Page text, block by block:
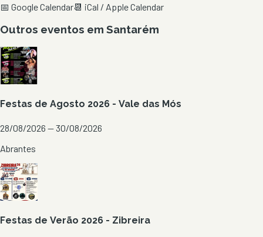
📅 Google Calendar📆 iCal / Apple Calendar
Outros eventos em Santarém
Festas de Agosto 2026 - Vale das Mós
28/08/2026 — 30/08/2026
Abrantes
Festas de Verão 2026 - Zibreira